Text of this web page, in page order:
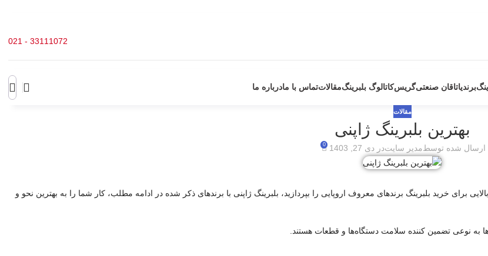
33111072 - 021
برندیاتاقان صنعتیگریسکاتالوگ بلبرینگمقالاتتماس با مادرباره ما
مقالات
بهترین بلبرینگ ژاپنی
ارسال شده توسطمدیر سایتدر دی 27, 1403 0
برای خرید بلبرینگ برندهای معروف اروپایی را بپردازید، بلبرینگ ژاپنی با برندهای ذکر شده در ادامه مطلب، کار شما را به بهترین نحو و
به نوعی تضمین کننده سلامت دستگاه‌ها و قطعات هستند.